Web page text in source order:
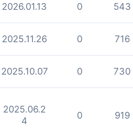
2026.01.13 0 543
2025.11.26 0 716
2025.10.07 0 730
2025.06.2
4
0 919